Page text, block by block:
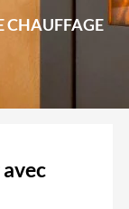
CHAUFFAGE